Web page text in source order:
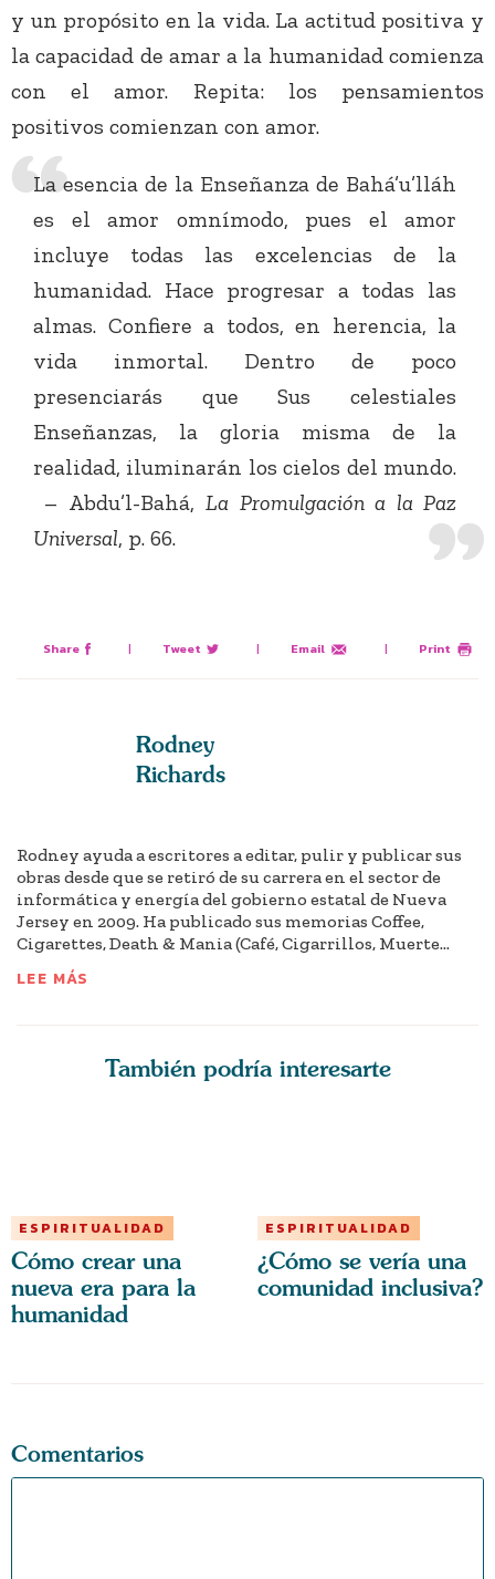
y un propósito en la vida. La actitud positiva y
la capacidad de amar a la humanidad comienza
con el amor. Repita: los pensamientos
positivos comienzan con amor.
La esencia de la Enseñanza de Bahá’u’lláh
es el amor omnímodo, pues el amor
incluye todas las excelencias de la
humanidad. Hace progresar a todas las
almas. Confiere a todos, en herencia, la
vida inmortal. Dentro de poco
presenciarás que Sus celestiales
Enseñanzas, la gloria misma de la
realidad, iluminarán los cielos del mundo.
– Abdu’l-Bahá,La Promulgación a la Paz
Universal, p. 66.
Share | Tweet | Email | Print
Rodney
Richards
Rodney ayuda a escritores a editar, pulir y publicar sus
obras desde que se retiró de su carrera en el sector de
informática y energía del gobierno estatal de Nueva
Jersey en 2009. Ha publicado sus memorias Coffee,
Cigarettes, Death & Mania (Café, Cigarrillos, Muerte...
LEE MÁS
También podría interesarte
ESPIRITUALIDAD
Cómo crear una
nueva era para la
humanidad
ESPIRITUALIDAD
¿Cómo se vería una
comunidad inclusiva?
Comentarios